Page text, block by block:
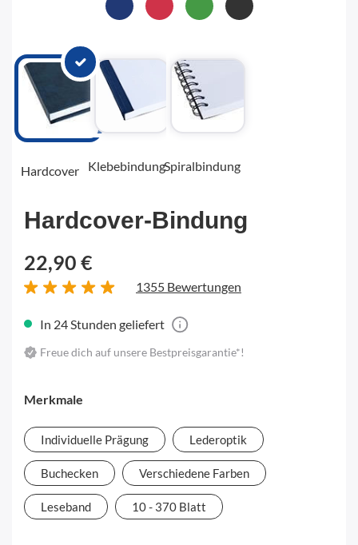
Hardcover KlebebindungSpiralbindung
Hardcover-Bindung
22,90 €
1355 Bewertungen
In 24 Stunden geliefert
Freue dich auf unsere Bestpreisgarantie*!
Merkmale
Individuelle Prägung Lederoptik
Buchecken Verschiedene Farben
Leseband 10 - 370 Blatt